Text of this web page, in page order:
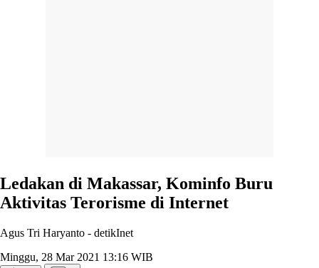
Ledakan di Makassar, Kominfo Buru
Aktivitas Terorisme di Internet
Agus Tri Haryanto - detikInet
Minggu, 28 Mar 2021 13:16 WIB